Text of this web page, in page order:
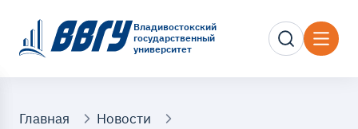
Владивостокский
государственный
университет
Главная
Новости